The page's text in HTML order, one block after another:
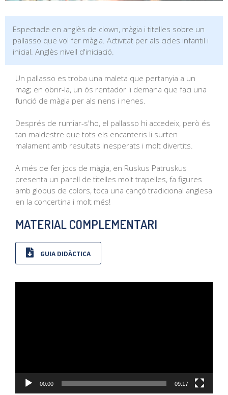
Espectacle en anglès de clown, màgia i titelles sobre un
pallasso que vol fer màgia. Activitat per als cicles infantil i
inicial. Anglès nivell d'iniciació.
Un pallasso es troba una maleta que pertanyia a un
mag; en obrir-la, un ós rentador li demana que faci una
funció de màgia per als nens i nenes.
Després de rumiar-s'ho, el pallasso hi accedeix, però és
tan maldestre que tots els encanteris li surten
malament amb resultats inesperats i molt divertits.
A més de fer jocs de màgia, en Ruskus Patruskus
presenta un parell de titelles molt trapelles, fa figures
amb globus de colors, toca una cançó tradicional anglesa
en la concertina i molt més!
MATERIAL COMPLEMENTARI
GUIA DIDÀCTICA
00:00 09:17